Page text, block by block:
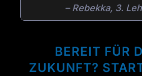
– Rebekka, 3.
BEREIT FÜR
ZUKUNFT?